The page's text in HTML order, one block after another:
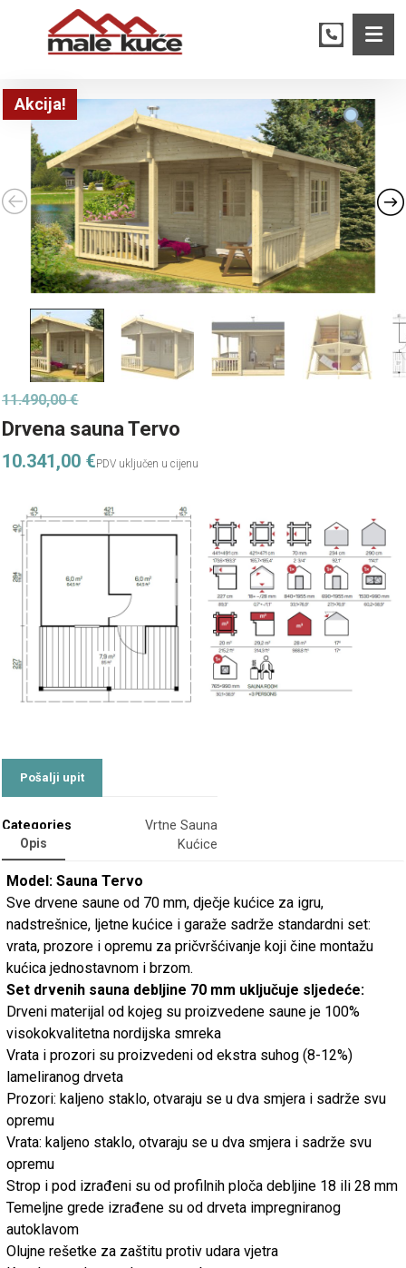
Akcija!
Drvena sauna Tervo
11.490,00€
10.341,00 €
Categories
Vrtne Sauna
Kućice
Opis
Model: Sauna Tervo
Sve drvene saune od 70 mm, dječje kućice za igru,
nadstrešnice, ljetne kućice i garaže sadrže standardni set:
vrata, prozore i opremu za pričvršćivanje koji čine montažu
kućica jednostavnom i brzom.
Set drvenih sauna debljine 70 mm uključuje sljedeće:
Drveni materijal od kojeg su proizvedene saune je 100%
visokokvalitetna nordijska smreka
Vrata i prozori su proizvedeni od ekstra suhog (8-12%)
lameliranog drveta
Prozori: kaljeno staklo, otvaraju se u dva smjera i sadrže svu
opremu
Vrata: kaljeno staklo, otvaraju se u dva smjera i sadrže svu
opremu
Strop i pod izrađeni su od profilnih ploča debljine 18 ili 28 mm
Temeljne grede izrađene su od drveta impregniranog
autoklavom
Olujne rešetke za zaštitu protiv udara vjetra